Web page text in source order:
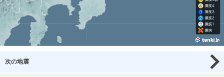
次の地震